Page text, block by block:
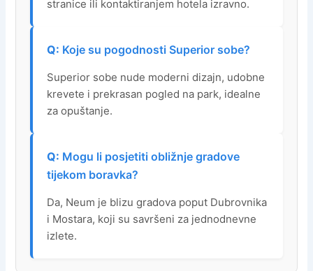
stranice ili kontaktiranjem hotela izravno.
Koje su pogodnosti Superior sobe?
Superior sobe nude moderni dizajn, udobne
krevete i prekrasan pogled na park, idealne
za opuštanje.
Mogu li posjetiti obližnje gradove
tijekom boravka?
Da, Neum je blizu gradova poput Dubrovnika
i Mostara, koji su savršeni za jednodnevne
izlete.